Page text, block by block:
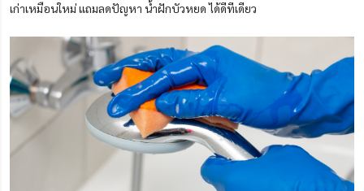
เก่าเหมือนใหม่ แถมลดปัญหา น้ำฝักบัวหยด ได้ดีทีเดียว